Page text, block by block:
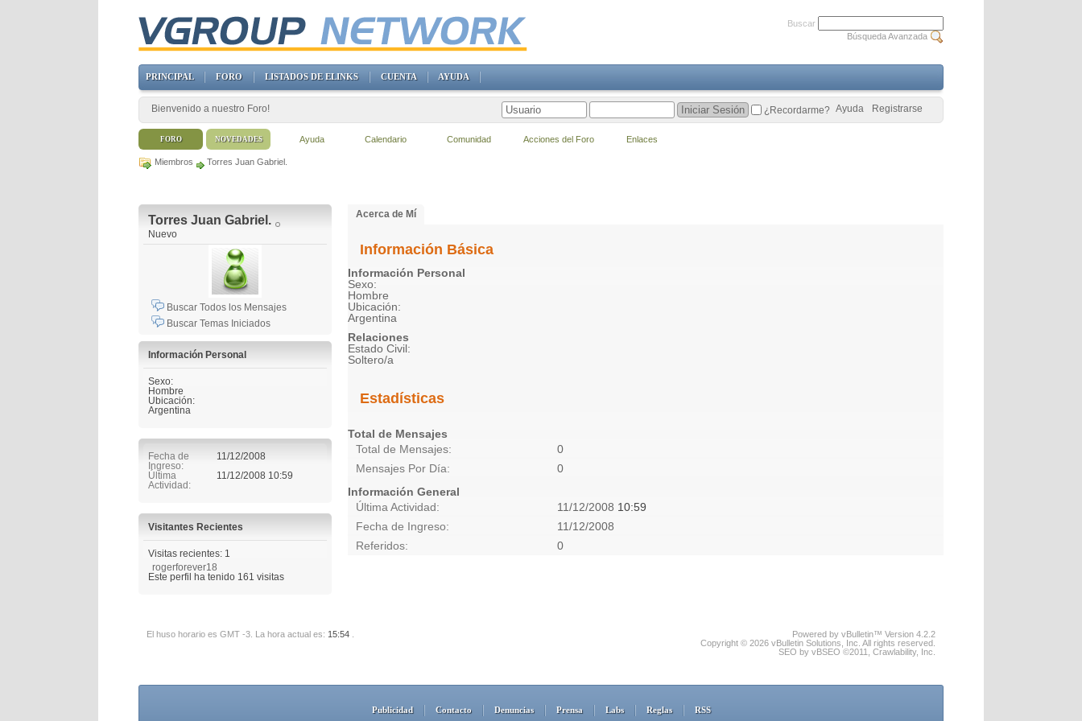
Miembros Torres Juan Gabriel.
Torres Juan Gabriel.
Nuevo
Buscar Todos los Mensajes
Buscar Temas Iniciados
Información Personal
Sexo:
Hombre
Ubicación:
Argentina
Fecha de
Ingreso
11/12/2008
Última
Actividad
11/12/2008 10:59
Visitantes Recientes
Visitas recientes: 1
rogerforever18
Este perfil ha tenido 161 visitas
Acerca de Mí
Información Básica
Información Personal
Sexo:
Hombre
Ubicación:
Argentina
Relaciones
Estado Civil:
Soltero/a
Estadísticas
Total de Mensajes
Total de Mensajes
0
Mensajes Por Día
0
Información General
Última Actividad
11/12/2008 10:59
Fecha de Ingreso
11/12/2008
Referidos
0
El huso horario es GMT -3. La hora actual es: 15:54
Powered by vBulletin™ Version 4.2.2
Copyright © 2026 vBulletin Solutions, Inc. All rights reserved.
SEO by vBSEO ©2011, Crawlability, Inc.
Publicidad Contacto Denuncias Prensa Labs Reglas RSS
Buscar
Búsqueda Avanzada
PRINCIPAL FORO LISTADOS DE ELINKS CUENTA AYUDA
Bienvenido a nuestro Foro! Registrarse
Ayuda
¿Recordarme?
FORO Ayuda Calendario Comunidad Acciones del Foro Enlaces
NOVEDADES